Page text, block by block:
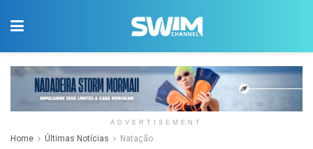
ADVERTISEMENT
Home Últimas Notícias Natação